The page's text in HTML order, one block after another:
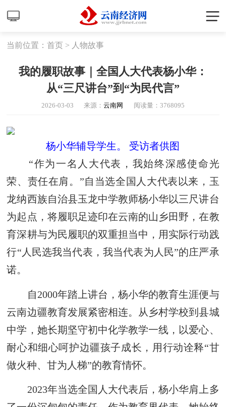
当前位置：首页 > 人物故事
我的履职故事｜全国人大代表杨小华：
从“三尺讲台”到“为民代言”
2026-03-03 来源：云南网 阅读量：3768095
杨小华辅导学生。 受访者供图
“作为一名人大代表，我始终深感使命光
荣、责任在肩。”自当选全国人大代表以来，玉
龙纳西族自治县玉龙中学教师杨小华以三尺讲台
为起点，将履职足迹印在云南的山乡田野，在教
育深耕与为民履职的双重担当中，用实际行动践
行“人民选我当代表，我当代表为人民”的庄严承
诺。
自2000年踏上讲台，杨小华的教育生涯便与
云南边疆教育发展紧密相连。从乡村学校到县城
中学，她长期坚守初中化学教学一线，以爱心、
耐心和细心呵护边疆孩子成长，用行动诠释“甘
做火种、甘为人梯”的教育情怀。
2023年当选全国人大代表后，杨小华肩上多